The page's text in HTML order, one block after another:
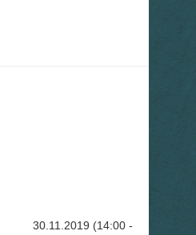
30.11.2019 (14:00 -